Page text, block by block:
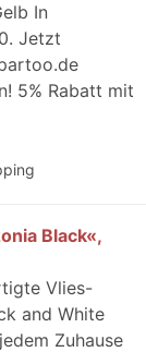
In
Jetzt
5% Rabatt mit
Black«,
Vlies-
and White
Zuhause